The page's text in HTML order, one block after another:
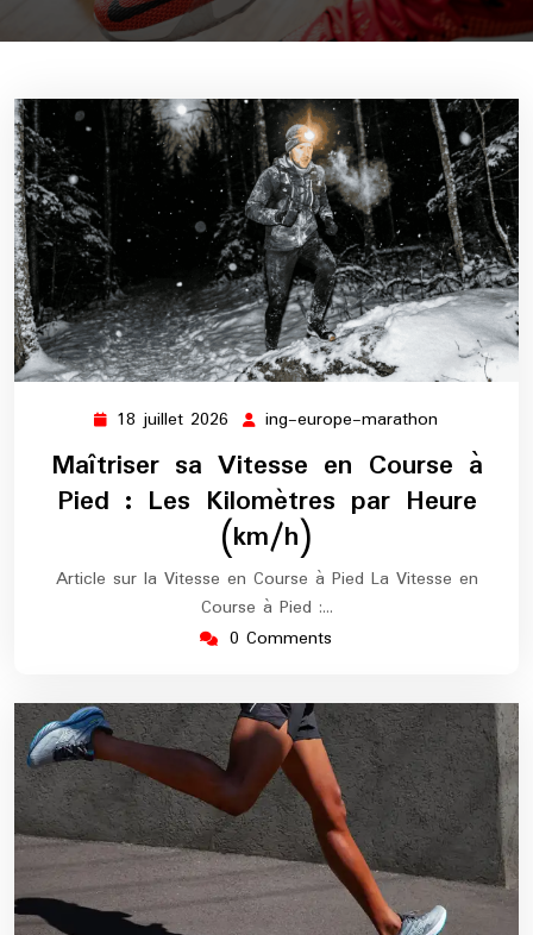
18 juillet 2026 18
juillet
2026
ing-europe-marathon
europe-
marathon
Maîtriser sa Vitesse en Course à
Pied : Les Kilomètres par Heure
(km/h)
Article sur la Vitesse en Course à Pied La Vitesse en
Course à Pied :…
0 Comments